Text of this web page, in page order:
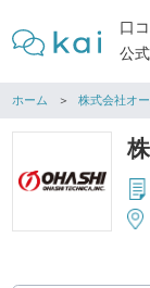
口
公
ホーム 株式会社オ